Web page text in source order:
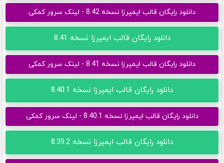
دانلود رایگان قالب ایمپرزا نسخه 8.42 - لینک سرور کمکی
دانلود رایگان قالب ایمپرزا نسخه 8.41
دانلود رایگان قالب ایمپرزا نسخه 8.41 - لینک سرور کمکی
دانلود رایگان قالب ایمپرزا نسخه 8.40.1
دانلود رایگان قالب ایمپرزا نسخه 8.40.1 - لینک سرور کمکی
دانلود رایگان قالب ایمپرزا نسخه 8.39.2